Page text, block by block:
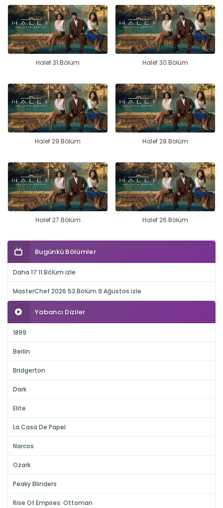
Halef 31.Bölüm Halef 30.Bölüm
Halef 29.Bölüm Halef 28.Bölüm
Halef 27.Bölüm Halef 26.Bölüm
Bugünkü Bölümler
Daha 17 11.Bölüm izle
MasterChef 2026 53.Bölüm 9 Ağustos izle
Yabancı Diziler
1899
Berlin
Bridgerton
Dark
Elite
La Casa De Papel
Narcos
Ozark
Peaky Blinders
Rise Of Empires: Ottoman